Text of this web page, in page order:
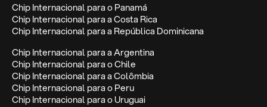
Chip Internacional para o Panamá
Chip Internacional para a Costa Rica
Chip Internacional para a República Dominicana
Chip Internacional para a Argentina
Chip Internacional para o Chile
Chip Internacional para a Colômbia
Chip Internacional para o Peru
Chip Internacional para o Uruguai